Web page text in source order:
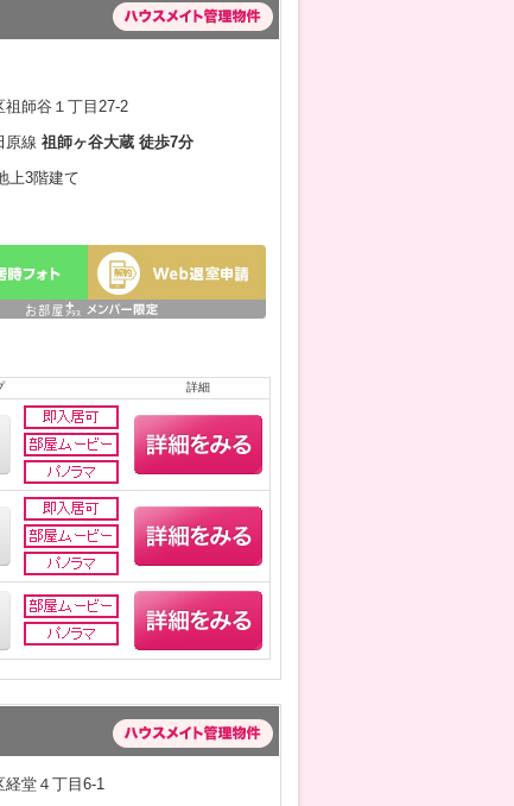
祖師谷１丁目27-2
原線 祖師ヶ谷大蔵 徒歩7分
上3階建て
詳細
経堂４丁目6-1